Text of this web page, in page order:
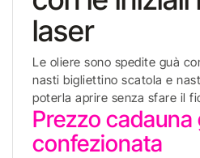
laser
Le oliere sono spedite guà
nasti bigliettino scatola e
poterla aprire senza sfare il
Prezzo cadauna
confezionata